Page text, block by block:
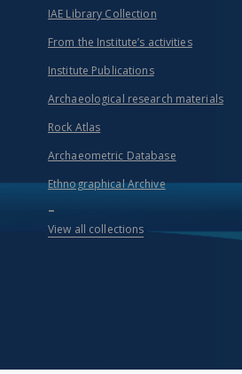
IAE Library Collection
From the Institute’s activities
Institute Publications
Archaeological research materials
Rock Atlas
Archaeometric Database
Ethnographical Archive
...
View all collections